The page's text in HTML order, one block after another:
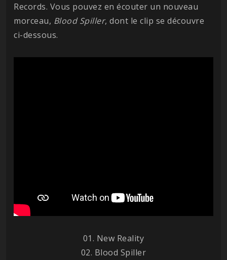
Records. Vous pouvez en écouter un nouveau
morceau, Blood Spiller, dont le clip se découvre
ci-dessous.
01. New Reality
02. Blood Spiller